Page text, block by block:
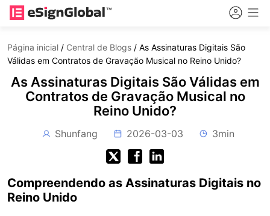
Página inicial / Central de Blogs / As Assinaturas Digitais São
Válidas em Contratos de Gravação Musical no Reino Unido?
As Assinaturas Digitais São Válidas em
Contratos de Gravação Musical no
Reino Unido?
Shunfang 2026-03-03 3min
Compreendendo as Assinaturas Digitais no
Reino Unido